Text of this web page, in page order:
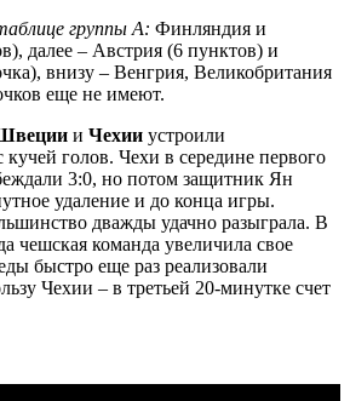
группы А: Финляндия и
далее – Австрия (6 пунктов) и
внизу – Венгрия, Великобритания
еще не имеют.
и Чехии устроили
голов. Чехи в середине первого
3:0, но потом защитник Ян
удаление и до конца игры.
дважды удачно разыграла. В
чешская команда увеличила свое
быстро еще раз реализовали
Чехии – в третьей 20-минутке счет